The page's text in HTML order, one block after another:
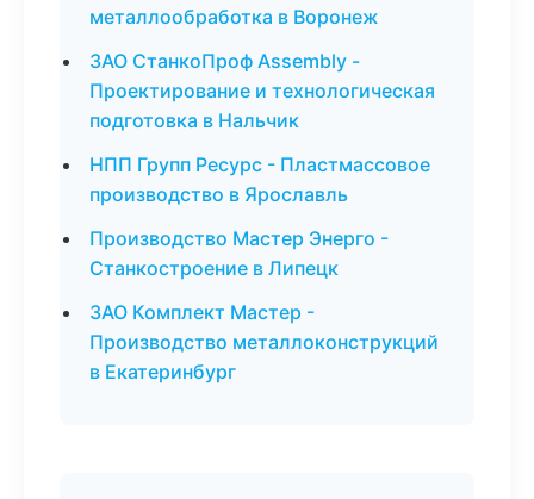
металлообработка в Воронеж
ЗАО СтанкоПроф Assembly -
Проектирование и технологическая
подготовка в Нальчик
НПП Групп Ресурс - Пластмассовое
производство в Ярославль
Производство Мастер Энерго -
Станкостроение в Липецк
ЗАО Комплект Мастер -
Производство металлоконструкций
в Екатеринбург